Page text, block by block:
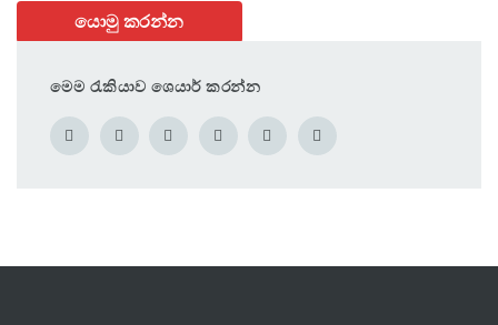
මෙම රැකියාව ශෙයාර් කරන්න